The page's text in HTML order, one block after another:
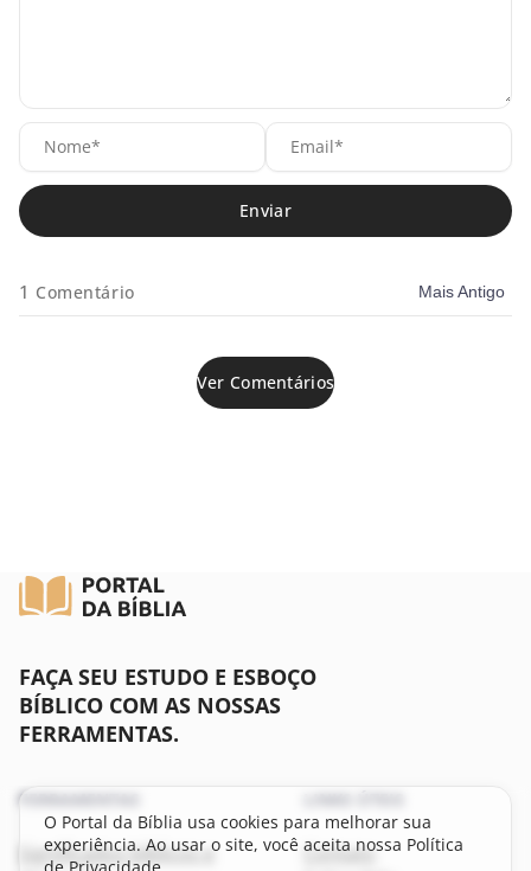
Nome*
1 Comentário Mais Antigo
Ver Comentários
FAÇA SEU ESTUDO E ESBOÇO
BÍBLICO COM AS NOSSAS
FERRAMENTAS.
FERRAMENTAS
Significados bíblicos e
LINKS ÚTEIS
Contato
O Portal da Bíblia usa cookies para melhorar sua
experiência. Ao usar o site, você aceita nossa Política